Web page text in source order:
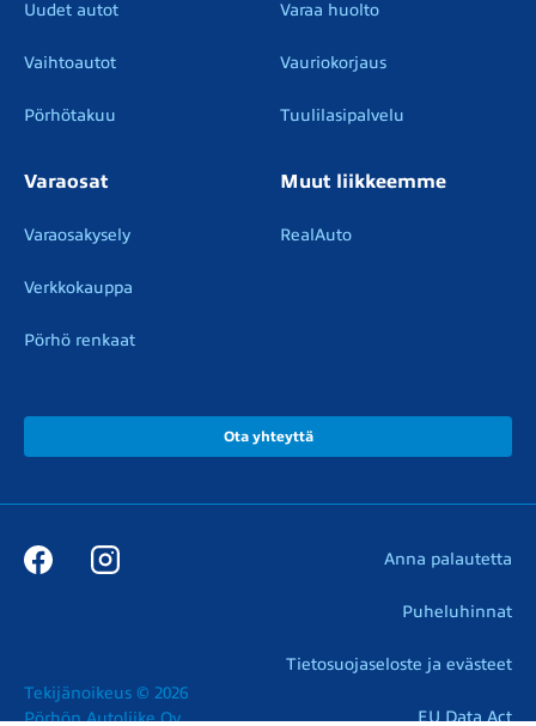
Uudet autot
Vaihtoautot
Pörhötakuu
Varaa huolto
Vauriokorjaus
Tuulilasipalvelu
Varaosat
Varaosakysely
Verkkokauppa
Pörhö renkaat
Muut liikkeemme
RealAuto
Ota yhteyttä
Tekijänoikeus © 2026
Pörhön Autoliike Oy
Anna palautetta
Puheluhinnat
Tietosuojaseloste ja evästeet
EU Data Act